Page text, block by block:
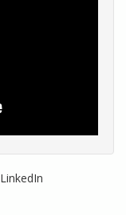
LinkedIn